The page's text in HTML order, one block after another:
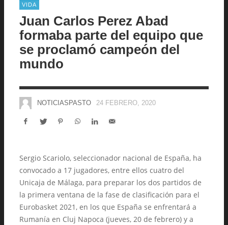
VIDA
Juan Carlos Perez Abad
formaba parte del equipo que
se proclamó campeón del
mundo
NOTICIASPASTO 24 FEBRERO, 2020
Sergio Scariolo, seleccionador nacional de España, ha
convocado a 17 jugadores, entre ellos cuatro del
Unicaja de Málaga, para preparar los dos partidos de
la primera ventana de la fase de clasificación para el
Eurobasket 2021, en los que España se enfrentará a
Rumanía en Cluj Napoca (jueves, 20 de febrero) y a